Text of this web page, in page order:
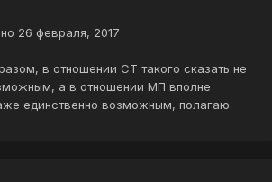
26 февраля, 2017
в отношении СТ такого сказать не
а в отношении МП вполне
единственно возможным, полагаю.